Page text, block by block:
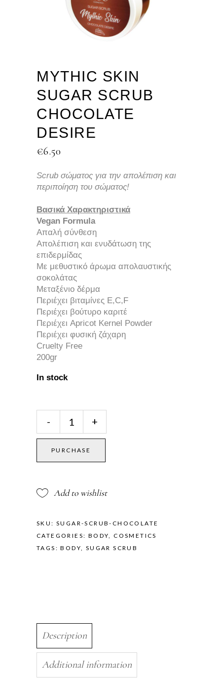
MYTHIC SKIN
SUGAR SCRUB
CHOCOLATE
DESIRE
€6.50
Scrub σώματος για την απολέπιση και
περιποίηση του σώματος!
Βασικά Χαρακτηριστικά
Vegan Formula
Απαλή σύνθεση
Απολέπιση και ενυδάτωση της
επιδερμίδας
Με μεθυστικό άρωμα απολαυστικής
σοκολάτας
Μεταξένιο δέρμα
Περιέχει βιταμίνες E,C,F
Περιέχει βούτυρο καριτέ
Περιέχει Apricot Kernel Powder
Περιέχει φυσική ζάχαρη
Cruelty Free
200gr
In stock
Skin
Sugar
Scrub
Chocolate
- +
PURCHASE
Add to wishlist
SKU: SUGAR-SCRUB-CHOCOLATE
CATEGORIES: BODY,COSMETICS
TAGS:BODY, SUGAR SCRUB
Description
Additional information